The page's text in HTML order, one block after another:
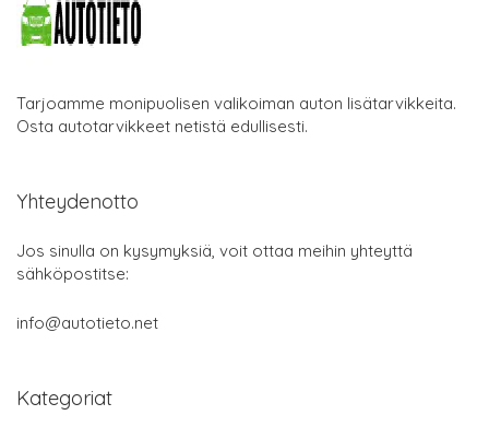
Tarjoamme monipuolisen valikoiman auton lisätarvikkeita.
Osta autotarvikkeet netistä edullisesti.
Yhteydenotto
Jos sinulla on kysymyksiä, voit ottaa meihin yhteyttä
sähköpostitse:
info@autotieto.net
Kategoriat